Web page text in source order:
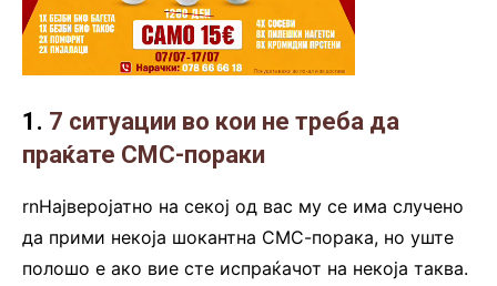
1. 7 ситуации во кои не треба да
праќате СМС-пораки
rnНајверојатно на секој од вас му се има случено
да прими некоја шокантна СМС-порака, но уште
полошо е ако вие сте испраќачот на некоја таква.